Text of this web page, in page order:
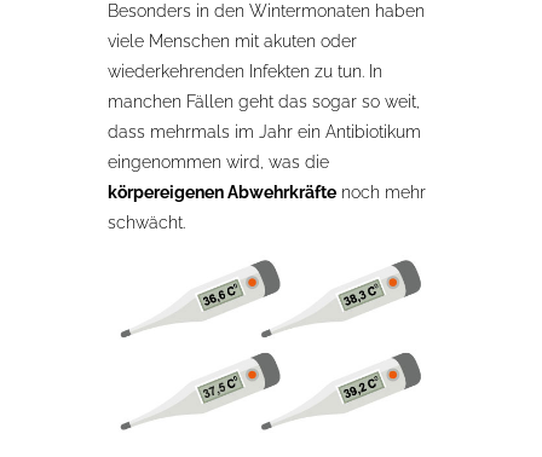
Besonders in den Wintermonaten haben
viele Menschen mit akuten oder
wiederkehrenden Infekten zu tun. In
manchen Fällen geht das sogar so weit,
dass mehrmals im Jahr ein Antibiotikum
eingenommen wird, was die
körpereigenen Abwehrkräfte noch mehr
schwächt.